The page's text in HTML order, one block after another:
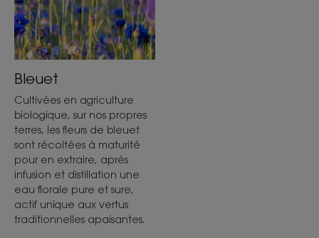
Bleuet
Cultivées en agriculture
biologique, sur nos propres
terres, les fleurs de bleuet
sont récoltées à maturité
pour en extraire, après
infusion et distillation une
eau florale pure et sure,
actif unique aux vertus
traditionnelles apaisantes.